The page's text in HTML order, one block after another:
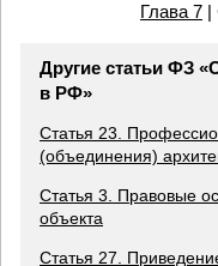
Глава 7|
Другие статьи ФЗ
в РФ»
Статья 23.
(объединения)
Статья 3. Правовые
объекта
Статья 27.